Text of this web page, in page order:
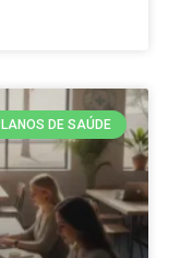
DE SAÚDE